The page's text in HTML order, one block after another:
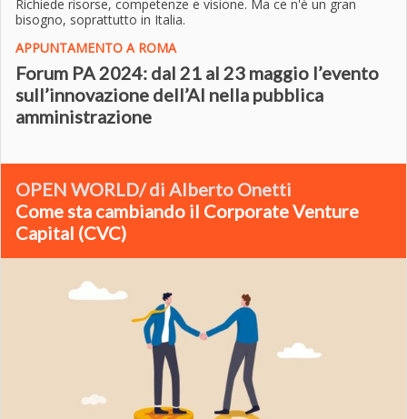
Richiede risorse, competenze e visione. Ma ce n'è un gran
bisogno, soprattutto in Italia.
APPUNTAMENTO A ROMA
Forum PA 2024: dal 21 al 23 maggio l’evento
sull’innovazione dell’AI nella pubblica
amministrazione
OPEN WORLD/ di Alberto Onetti
Come sta cambiando il Corporate Venture
Capital (CVC)